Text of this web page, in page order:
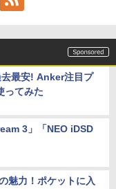
最安! Anker注目プ
ってみた
3」「NEO iDSD
魅力！ポケットに入